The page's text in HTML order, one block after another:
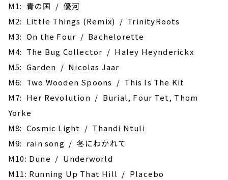
M1: 青の国 / 優河
M2: Little Things (Remix) / TrinityRoots
M3: On the Four / Bachelorette
M4: The Bug Collector / Haley Heynderickx
M5: Garden / Nicolas Jaar
M6: Two Wooden Spoons / This Is The Kit
M7: Her Revolution / Burial, Four Tet, Thom
Yorke
M8: Cosmic Light / Thandi Ntuli
M9: rain song / 冬にわかれて
M10: Dune / Underworld
M11: Running Up That Hill / Placebo